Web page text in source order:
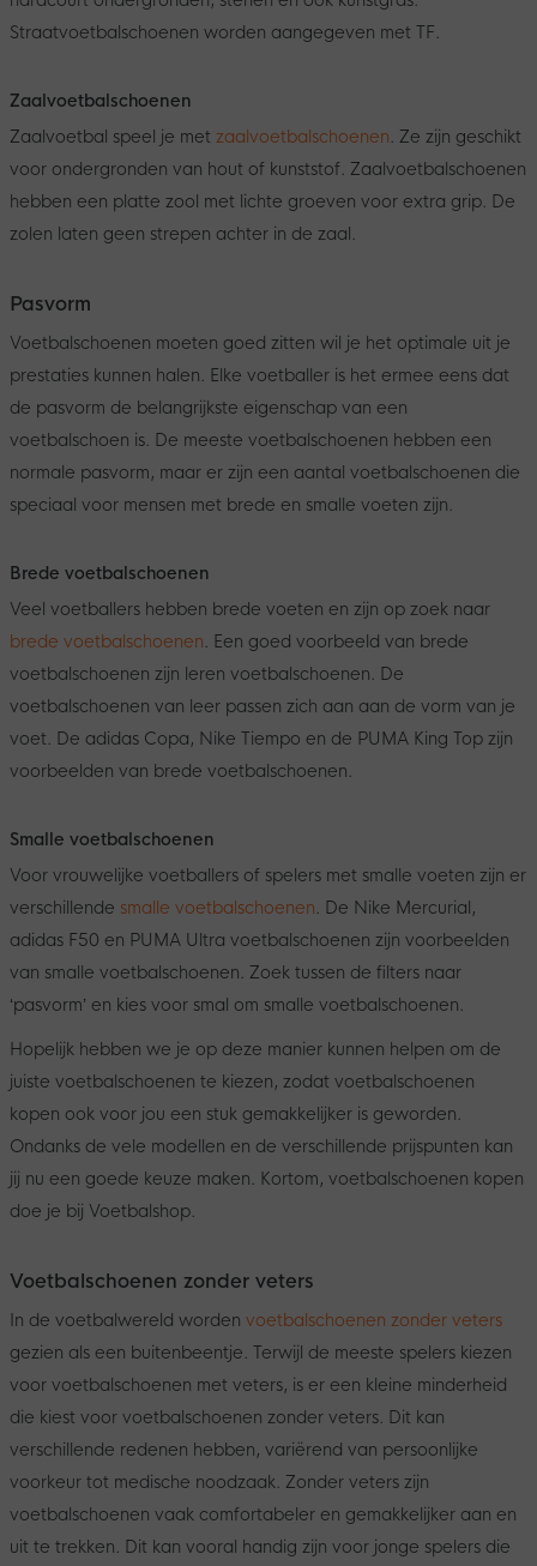
Straatvoetbalschoenen worden aangegeven met TF.
Zaalvoetbalschoenen
Zaalvoetbal speel je met zaalvoetbalschoenen. Ze zijn geschikt
voor ondergronden van hout of kunststof. Zaalvoetbalschoenen
hebben een platte zool met lichte groeven voor extra grip. De
zolen laten geen strepen achter in de zaal.
Pasvorm
Voetbalschoenen moeten goed zitten wil je het optimale uit je
prestaties kunnen halen. Elke voetballer is het ermee eens dat
de pasvorm de belangrijkste eigenschap van een
voetbalschoen is. De meeste voetbalschoenen hebben een
normale pasvorm, maar er zijn een aantal voetbalschoenen die
speciaal voor mensen met brede en smalle voeten zijn.
Brede voetbalschoenen
Veel voetballers hebben brede voeten en zijn op zoek naar
brede voetbalschoenen. Een goed voorbeeld van brede
voetbalschoenen zijn leren voetbalschoenen. De
voetbalschoenen van leer passen zich aan aan de vorm van je
voet. De adidas Copa, Nike Tiempo en de PUMA King Top zijn
voorbeelden van brede voetbalschoenen.
Smalle voetbalschoenen
Voor vrouwelijke voetballers of spelers met smalle voeten zijn er
verschillende smalle voetbalschoenen. De Nike Mercurial,
adidas F50 en PUMA Ultra voetbalschoenen zijn voorbeelden
van smalle voetbalschoenen. Zoek tussen de filters naar
‘pasvorm’ en kies voor smal om smalle voetbalschoenen.
Hopelijk hebben we je op deze manier kunnen helpen om de
juiste voetbalschoenen te kiezen, zodat voetbalschoenen
kopen ook voor jou een stuk gemakkelijker is geworden.
Ondanks de vele modellen en de verschillende prijspunten kan
jij nu een goede keuze maken. Kortom, voetbalschoenen kopen
doe je bij Voetbalshop.
Voetbalschoenen zonder veters
In de voetbalwereld worden voetbalschoenen zonder veters
gezien als een buitenbeentje. Terwijl de meeste spelers kiezen
voor voetbalschoenen met veters, is er een kleine minderheid
die kiest voor voetbalschoenen zonder veters. Dit kan
verschillende redenen hebben, variërend van persoonlijke
voorkeur tot medische noodzaak. Zonder veters zijn
voetbalschoenen vaak comfortabeler en gemakkelijker aan en
uit te trekken. Dit kan vooral handig zijn voor jonge spelers die